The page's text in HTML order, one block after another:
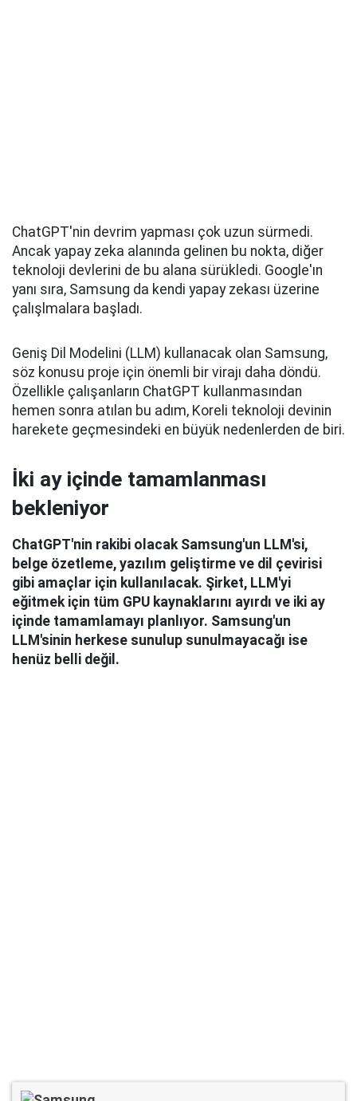
ChatGPT'nin devrim yapması çok uzun sürmedi.
Ancak yapay zeka alanında gelinen bu nokta, diğer
teknoloji devlerini de bu alana sürükledi. Google'ın
yanı sıra, Samsung da kendi yapay zekası üzerine
çalışlmalara başladı.
Geniş Dil Modelini (LLM) kullanacak olan Samsung,
söz konusu proje için önemli bir virajı daha döndü.
Özellikle çalışanların ChatGPT kullanmasından
hemen sonra atılan bu adım, Koreli teknoloji devinin
harekete geçmesindeki en büyük nedenlerden de biri.
İki ay içinde tamamlanması
bekleniyor
ChatGPT'nin rakibi olacak Samsung'un LLM'si,
belge özetleme, yazılım geliştirme ve dil çevirisi
gibi amaçlar için kullanılacak. Şirket, LLM'yi
eğitmek için tüm GPU kaynaklarını ayırdı ve iki ay
içinde tamamlamayı planlıyor. Samsung'un
LLM'sinin herkese sunulup sunulmayacağı ise
henüz belli değil.